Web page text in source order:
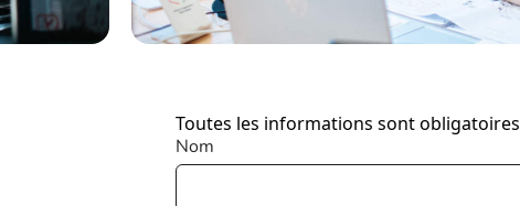
Toutes les informations sont obligatoires
Nom